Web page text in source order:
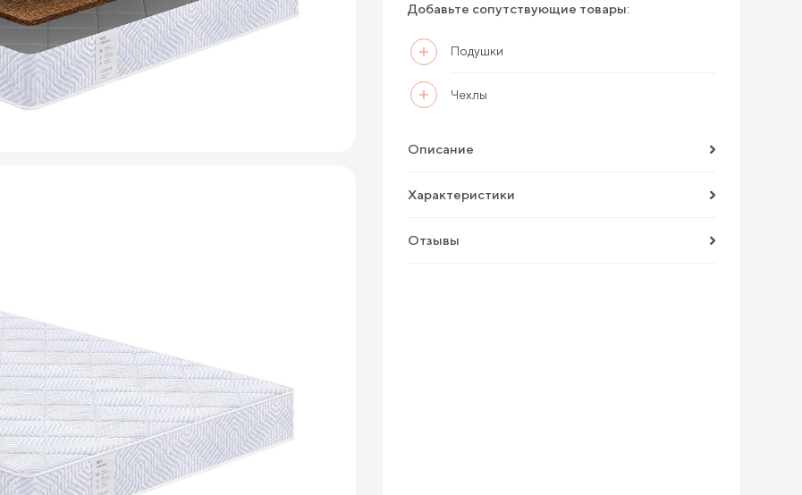
Добавьте сопутствующие товары:
Подушки
Чехлы
Описание
Характеристики
Отзывы